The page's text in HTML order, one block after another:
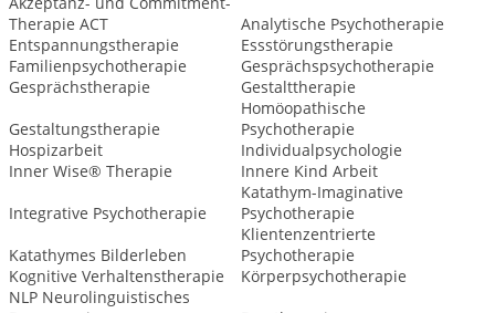
Therapie ACT
Analytische Psychotherapie
Entspannungstherapie
Essstörungstherapie
Familienpsychotherapie
Gesprächspsychotherapie
Gesprächstherapie
Gestalttherapie
Gestaltungstherapie
Homöopathische
Psychotherapie
Hospizarbeit
Individualpsychologie
Inner Wise® Therapie
Innere Kind Arbeit
Integrative Psychotherapie
Katathym-Imaginative
Psychotherapie
Katathymes Bilderleben
Klientenzentrierte
Psychotherapie
Kognitive Verhaltenstherapie
Körperpsychotherapie
NLP Neurolinguistisches